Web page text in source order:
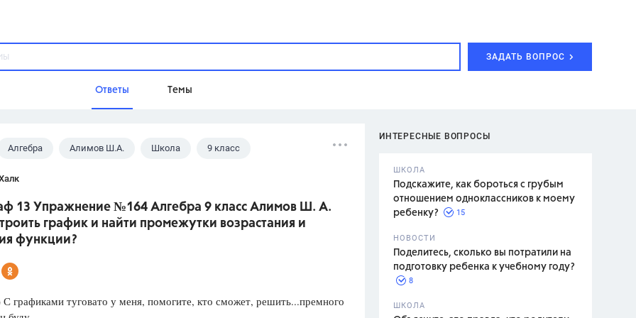
ЗАДАТЬ ВОПРОС
Ответы Темы
Домашнее задание
Школа
Разумовская М.М.,
Габриелян О.С.,
ИНТЕРЕСНЫЕ ВОПРОСЫ
ШКОЛА
Подскажите, как бороться с грубым
отношением одноклассников к моему
ребенку?
15
НОВОСТИ
Поделитесь, сколько вы потратили на
подготовку ребенка к учебному году?
8
ШКОЛА
Алгебра Алимов Ш.А. Школа 9 класс
13 Упражнение №164 Алгебра 9 класс Алимов Ш. А.
график и найти промежутки возрастания и
функции?
С графиками туговато у меня, помогите, кто сможет, решить...премного